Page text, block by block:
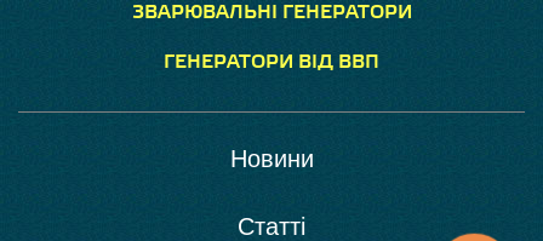
ЗВАРЮВАЛЬНІ ГЕНЕРАТОРИ
ГЕНЕРАТОРИ ВІД ВВП
Новини
Статті